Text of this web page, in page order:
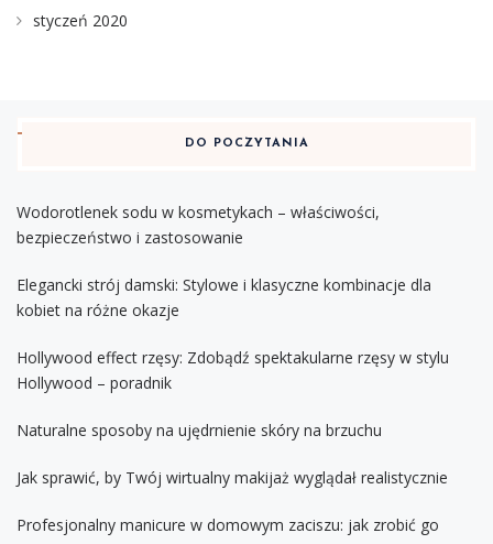
styczeń 2020
DO POCZYTANIA
Wodorotlenek sodu w kosmetykach – właściwości,
bezpieczeństwo i zastosowanie
Elegancki strój damski: Stylowe i klasyczne kombinacje dla
kobiet na różne okazje
Hollywood effect rzęsy: Zdobądź spektakularne rzęsy w stylu
Hollywood – poradnik
Naturalne sposoby na ujędrnienie skóry na brzuchu
Jak sprawić, by Twój wirtualny makijaż wyglądał realistycznie
Profesjonalny manicure w domowym zaciszu: jak zrobić go